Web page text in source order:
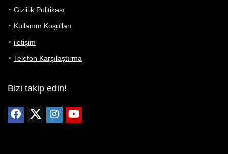
Gizlilik Politikası
Kullanım Koşulları
iletişim
Telefon Karşılaştırma
Bizi takip edin!